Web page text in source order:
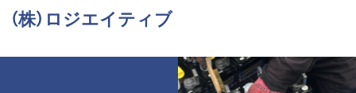
（株）ロジエイティブ